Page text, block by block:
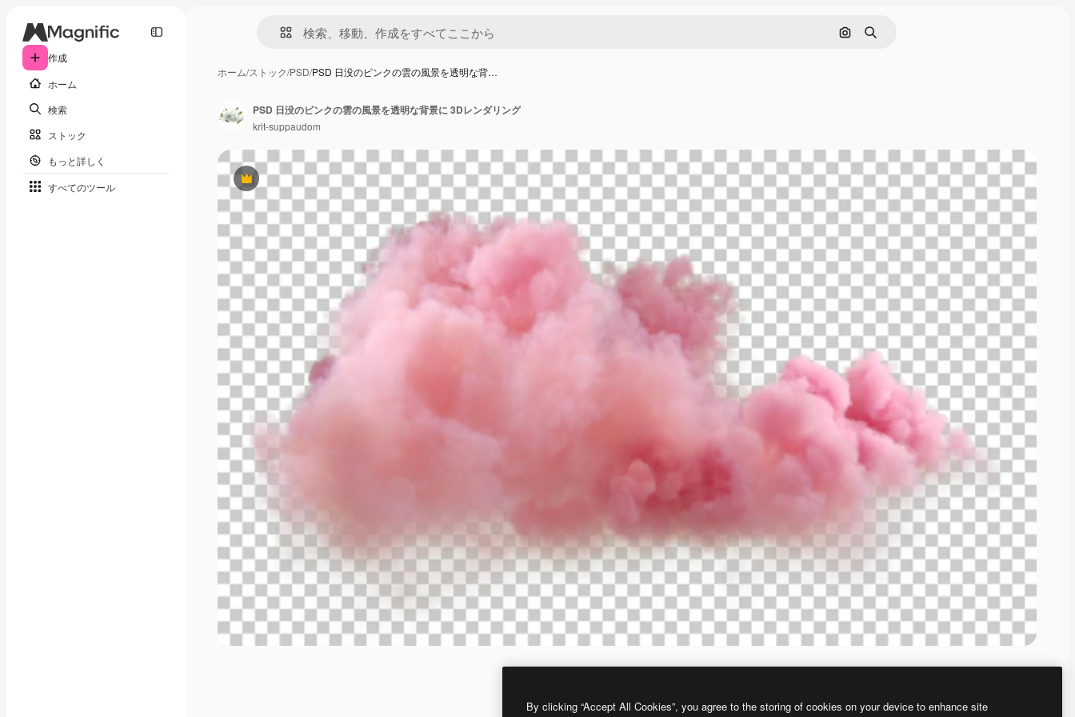
作成
ホーム
検索
ストック
もっと詳しく
すべてのツール
画像で検索
検索
ホーム/ストック/PSD/PSD 日没のピンクの雲の風景を透明な背…
Premium
PSD 日没のピンクの雲の風景を透明な背景に 3Dレンダリング
krit-suppaudom
By clicking “Accept All Cookies”, you agree to the storing of cookies on your device to enhance site